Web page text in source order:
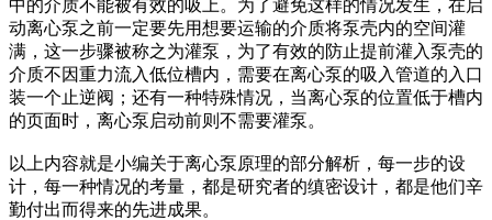
中的介质不能被有效的吸上。为了避免这样的情况发生，在启
动离心泵之前一定要先用想要运输的介质将泵壳内的空间灌
满，这一步骤被称之为灌泵，为了有效的防止提前灌入泵壳的
介质不因重力流入低位槽内，需要在离心泵的吸入管道的入口
装一个止逆阀；还有一种特殊情况，当离心泵的位置低于槽内
的页面时，离心泵启动前则不需要灌泵。
以上内容就是小编关于离心泵原理的部分解析，每一步的设
计，每一种情况的考量，都是研究者的缜密设计，都是他们辛
勤付出而得来的先进成果。